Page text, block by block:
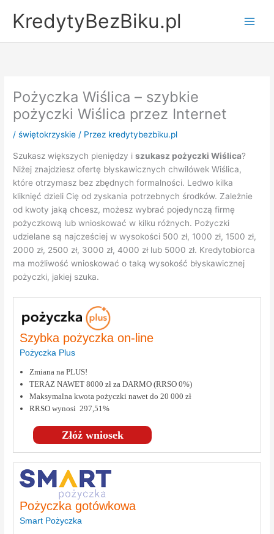
KredytyBezBiku.pl
Pożyczka Wiślica – szybkie
pożyczki Wiślica przez Internet
/świętokrzyskie / Przez kredytybezbiku.pl
Szukasz większych pieniędzy iszukasz pożyczki Wiślica?
Niżej znajdziesz ofertę błyskawicznych chwilówek Wiślica,
które otrzymasz bez zbędnych formalności. Ledwo kilka
kliknięć dzieli Cię od zyskania potrzebnych środków. Zależnie
od kwoty jaką chcesz, możesz wybrać pojedynczą firmę
pożyczkową lub wnioskować w kilku różnych. Pożyczki
udzielane są najcześciej w wysokości 500 zł, 1000 zł, 1500 zł,
2000 zł, 2500 zł, 3000 zł, 4000 zł lub 5000 zł. Kredytobiorca
ma możliwość wnioskować o taką wysokość błyskawicznej
pożyczki, jakiej szuka.
Szybka pożyczka on-line
Pożyczka Plus
Złóż wniosek
Zmiana na PLUS!
TERAZ NAWET 8000 zł za DARMO (RRSO 0%)
Maksymalna kwota pożyczki nawet do 20 000 zł
RRSO wynosi 297,51%
Pożyczka gotówkowa
Smart Pożyczka